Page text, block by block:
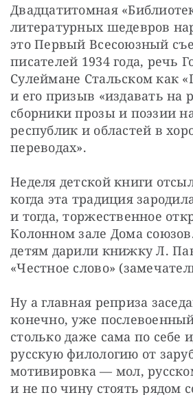
Двадцатитомная
литературных шедевров
это Первый Всесоюзный
писателей 1934 года, речь
Сулеймане Стальском как
и его призыв «издавать на
сборники прозы и поэзии
республик и областей в
переводах».
Неделя детской книги
когда эта традиция
и тогда, торжественное
Колонном зале Дома
детям дарили книжку Л.
«Честное слово»
Ну а главная реприза
конечно, уже
столько даже сама по себе
русскую филологию от
мотивировка — мол,
и не по чину стоять рядом